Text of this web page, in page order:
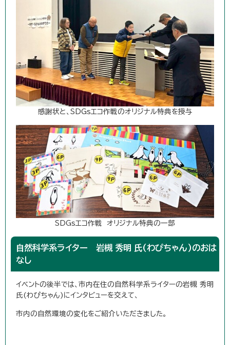
感謝状と、SDGsエコ作戦のオリジナル特典を授与
SDGsエコ作戦 オリジナル特典の一部
自然科学系ライター 岩槻 秀明 氏(わぴちゃん)のおは
なし
イベントの後半では、市内在住の自然科学系ライターの岩槻 秀明
氏(わぴちゃん)にインタビューを交えて、
市内の自然環境の変化をご紹介いただきました。